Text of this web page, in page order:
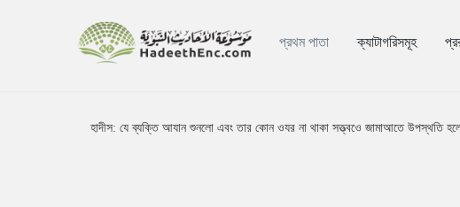
প্রথম পাতা ক্যাটাগরিসমূহ
হাদীস:যে ব্যক্তি আযান শুনলো এবং তার কোন ওযর না থাকা সত্ত্বওে জামাআতে উপস্থতি